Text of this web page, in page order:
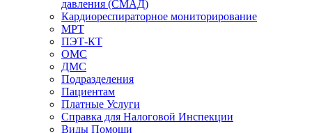
давления (СМАД)
Кардиореспираторное мониторирование
МРТ
ПЭТ-КТ
ОМС
ДМС
Подразделения
Пациентам
Платные Услуги
Справка для Налоговой Инспекции
Виды Помощи